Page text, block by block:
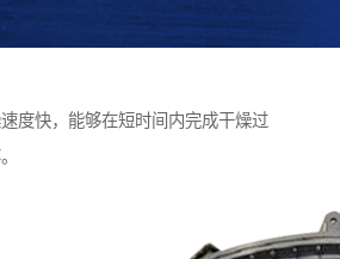
度快，能够在短时间内完成干燥过